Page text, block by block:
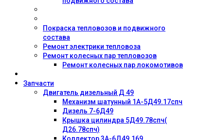
Покраска тепловозов и подвижного
состава
Ремонт электрики тепловоза
Ремонт колесных пар тепловозов
Ремонт колесных пар локомотивов
Запчасти
Двигатель дизельный Д 49
Механизм шатунный 1А-5Д49.17спч
Дизель 7-6Д49
Крышка цилиндра 5Д49.78спч(
Д26.78спч)